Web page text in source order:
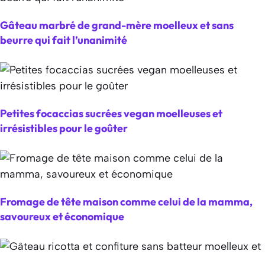
Gâteau marbré de grand-mère moelleux et sans
beurre qui fait l’unanimité
Petites focaccias sucrées vegan moelleuses et
irrésistibles pour le goûter
Fromage de tête maison comme celui de la mamma,
savoureux et économique